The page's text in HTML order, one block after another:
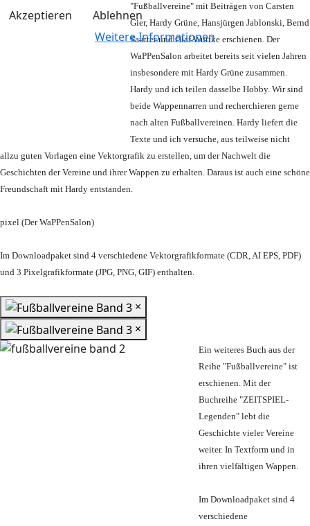
Akzeptieren
Ablehnen
Weitere Informationen
"Fußballvereine" mit Beiträgen von Carsten
Gier, Hardy Grüne, Hansjürgen Jablonski, Bernd
Sautter und Olaf Wuttke erschienen. Der
WaPPenSalon arbeitet bereits seit vielen Jahren
insbesondere mit Hardy Grüne zusammen.
Hardy und ich teilen dasselbe Hobby. Wir sind
beide Wappennarren und recherchieren gerne
nach alten Fußballvereinen. Hardy liefert die
Texte und ich versuche, aus teilweise nicht
allzu guten Vorlagen eine Vektorgrafik zu erstellen, um der Nachwelt die
Geschichten der Vereine und ihrer Wappen zu erhalten. Daraus ist auch eine schöne
Freundschaft mit Hardy entstanden.
pixel (Der WaPPenSalon)
Im Downloadpaket sind 4 verschiedene Vektorgrafikformate (CDR, AI EPS, PDF)
und 3 Pixelgrafikformate (JPG, PNG, GIF) enthalten.
×
×
Ein weiteres Buch aus der
Reihe "Fußballvereine" ist
erschienen. Mit der
Buchreihe "ZEITSPIEL-
Legenden" lebt die
Geschichte vieler Vereine
weiter. In Textform und in
ihren vielfältigen Wappen.
Im Downloadpaket sind 4
verschiedene